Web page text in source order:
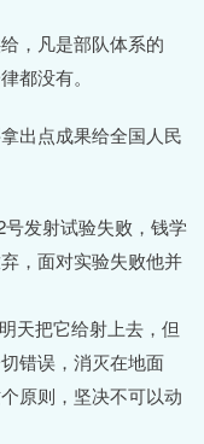
，凡是部队体系的
都没有。
出点成果给全国人民
发射试验失败，钱学
，面对实验失败他并
天把它给射上去，但
错误，消灭在地面
原则，坚决不可以动